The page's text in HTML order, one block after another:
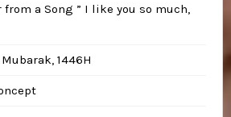
a Song ” I like you so much,
1446H